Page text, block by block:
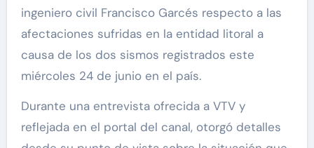
ingeniero civil Francisco Garcés respecto a las
afectaciones sufridas en la entidad litoral a
causa de los dos sismos registrados este
miércoles 24 de junio en el país.
Durante una entrevista ofrecida a VTV y
reflejada en el portal del canal, otorgó detalles